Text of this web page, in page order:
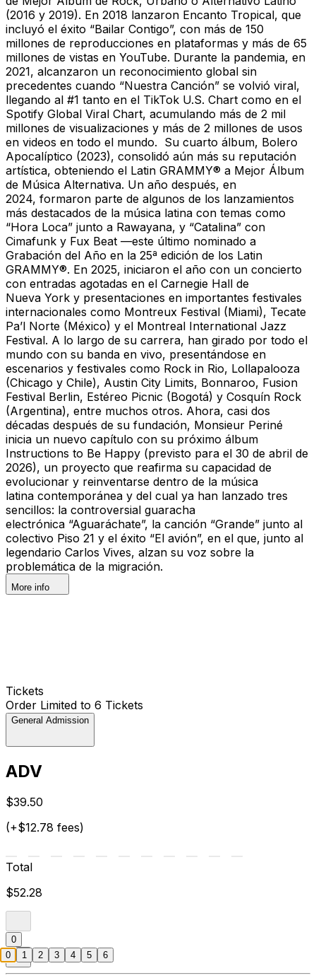
(2016 y 2019). En 2018 lanzaron Encanto Tropical, que
incluyó el éxito “Bailar Contigo”, con más de 150
millones de reproducciones en plataformas y más de 65
millones de vistas en YouTube. Durante la pandemia, en
2021, alcanzaron un reconocimiento global sin
precedentes cuando “Nuestra Canción” se volvió viral,
llegando al #1 tanto en el TikTok U.S. Chart como en el
Spotify Global Viral Chart, acumulando más de 2 mil
millones de visualizaciones y más de 2 millones de usos
en videos en todo el mundo. Su cuarto álbum, Bolero
Apocalíptico (2023), consolidó aún más su reputación
artística, obteniendo el Latin GRAMMY® a Mejor Álbum
de Música Alternativa. Un año después, en
2024, formaron parte de algunos de los lanzamientos
más destacados de la música latina con temas como
“Hora Loca” junto a Rawayana, y “Catalina” con
Cimafunk y Fux Beat —este último nominado a
Grabación del Año en la 25ª edición de los Latin
GRAMMY®. En 2025, iniciaron el año con un concierto
con entradas agotadas en el Carnegie Hall de
Nueva York y presentaciones en importantes festivales
internacionales como Montreux Festival (Miami), Tecate
Pa’l Norte (México) y el Montreal International Jazz
Festival. A lo largo de su carrera, han girado por todo el
mundo con su banda en vivo, presentándose en
escenarios y festivales como Rock in Rio, Lollapalooza
(Chicago y Chile), Austin City Limits, Bonnaroo, Fusion
Festival Berlin, Estéreo Picnic (Bogotá) y Cosquín Rock
(Argentina), entre muchos otros. Ahora, casi dos
décadas después de su fundación, Monsieur Periné
inicia un nuevo capítulo con su próximo álbum
Instructions to Be Happy (previsto para el 30 de abril de
2026), un proyecto que reafirma su capacidad de
evolucionar y reinventarse dentro de la música
latina contemporánea y del cual ya han lanzado tres
sencillos: la controversial guaracha
electrónica “Aguaráchate”, la canción “Grande” junto al
colectivo Piso 21 y el éxito “El avión”, en el que, junto al
legendario Carlos Vives, alzan su voz sobre la
problemática de la migración.
More info
Tickets
Order Limited to 6 Tickets
General Admission
ADV
$39.50
(+$12.78 fees)
Total
$52.28
0
0 1 2 3 4 5 6